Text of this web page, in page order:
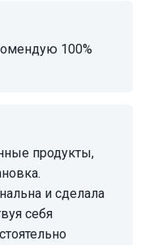
100%
и сделала
себя